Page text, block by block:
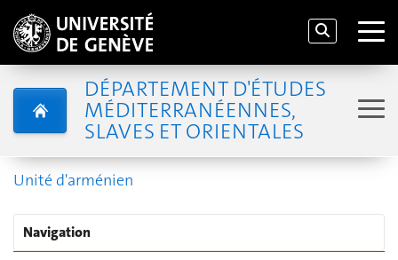
DÉPARTEMENT D'ÉTUDES
MÉDITERRANÉENNES,
SLAVES ET ORIENTALES
Unité d'arménien
Navigation